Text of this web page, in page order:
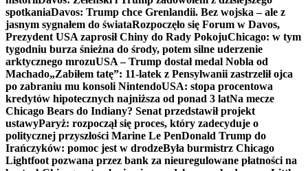
spotkaniaDavos: Trump chce Grenlandii. Bez wojska – ale z
jasnym sygnałem do świataRozpoczęło się Forum w Davos,
Prezydent USA zaprosił Chiny do Rady PokojuChicago: w tym
tygodniu burza śnieżna do środy, potem silne uderzenie
arktycznego mrozuUSA – Trump dostał medal Nobla od
Machado„Zabiłem tatę”: 11-latek z Pensylwanii zastrzelił ojca
po zabraniu mu konsoli NintendoUSA: stopa procentowa
kredytów hipotecznych najniższa od ponad 3 latNa mecze
Chicago Bears do Indiany? Senat przedstawił projekt
ustawyParyż: rozpoczął się proces, który zadecyduje o
politycznej przyszłości Marine Le PenDonald Trump do
Irańczyków: pomoc jest w drodzeByła burmistrz Chicago
Lightfoot pozwana przez bank za nieuregulowane płatności na